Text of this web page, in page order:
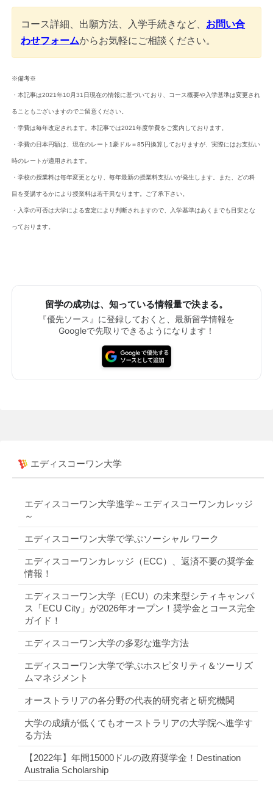
コース詳細、出願方法、入学手続きなど、 お問い合
わせフォームからお気軽にご相談ください。
※備考※
・本記事は2021年10月31日現在の情報に基づいており、コース概要や入学基準は変更され
ることもございますのでご留意ください。
・学費は毎年改定されます。本記事では2021年度学費をご案内しております。
・学費の日本円額は、現在のレート1豪ドル＝85円換算しておりますが、実際にはお支払い
時のレートが適用されます。
・学校の授業料は毎年変更となり、毎年最新の授業料支払いが発生します。また、どの科
目を受講するかにより授業料は若干異なります。ご了承下さい。
・入学の可否は大学による査定により判断されますので、入学基準はあくまでも目安とな
っております。
留学の成功は、知っている情報量で決まる。
『優先ソース』に登録しておくと、最新留学情報を
Googleで先取りできるようになります！
エディスコーワン大学
エディスコーワン大学進学～エディスコーワンカレッジ
～
エディスコーワン大学で学ぶソーシャル ワーク
エディスコーワンカレッジ（ECC）、返済不要の奨学金
情報！
エディスコーワン大学（ECU）の未来型シティキャンパ
ス「ECU City」が2026年オープン！奨学金とコース完全
ガイド！
エディスコーワン大学の多彩な進学方法
エディスコーワン大学で学ぶホスピタリティ＆ツーリズ
ムマネジメント
オーストラリアの各分野の代表的研究者と研究機関
大学の成績が低くてもオーストラリアの大学院へ進学す
る方法
【2022年】年間15000ドルの政府奨学金！Destination
Australia Scholarship